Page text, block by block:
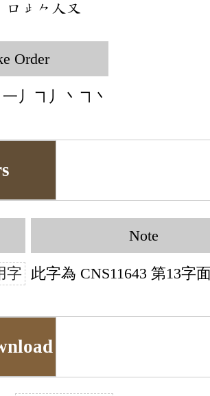
󶁶󶃏󶀽󶀬󶁓
Order
丿㇕丿丶㇕丶
字
Note
此字為 CNS11643 第13字